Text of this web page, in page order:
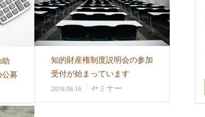
助
募
知的財産権制度説明会の参加
受付が始まっています
2016.06.16 セミナー